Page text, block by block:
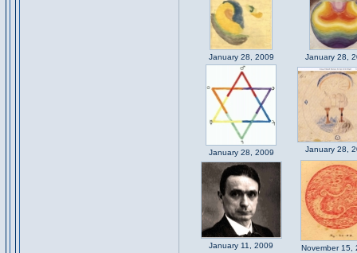
January 28, 2009 January 28,
January 28, 2009 January 28,
January 11, 2009 November 15,